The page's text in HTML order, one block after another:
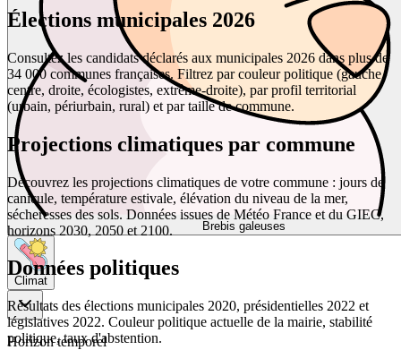
Brebis galeuses
Climat
Horizon temporel
Élections municipales 2026
Consultez les candidats déclarés aux municipales 2026 dans plus de
34 000 communes françaises. Filtrez par couleur politique (gauche,
centre, droite, écologistes, extrême-droite), par profil territorial
(urbain, périurbain, rural) et par taille de commune.
Projections climatiques par commune
Découvrez les projections climatiques de votre commune : jours de
canicule, température estivale, élévation du niveau de la mer,
sécheresses des sols. Données issues de Météo France et du GIEC,
horizons 2030, 2050 et 2100.
Données politiques
Résultats des élections municipales 2020, présidentielles 2022 et
législatives 2022. Couleur politique actuelle de la mairie, stabilité
politique, taux d'abstention.